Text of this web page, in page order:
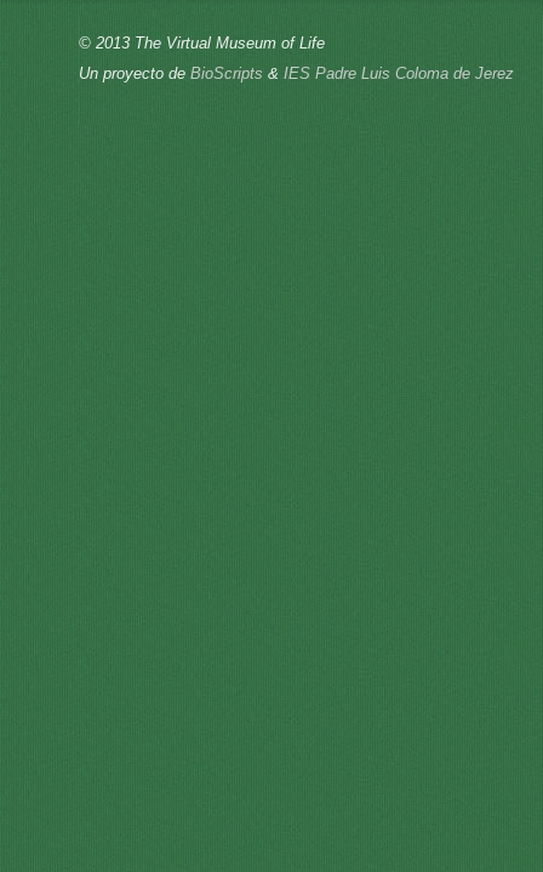
© 2013 The Virtual Museum of Life
Un proyecto de BioScripts & IES Padre Luis Coloma de Jerez